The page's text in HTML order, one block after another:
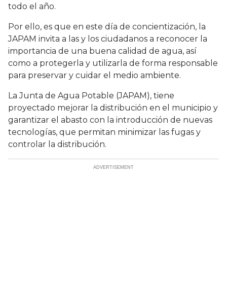
todo el año.
Por ello, es que en este día de concientización, la
JAPAM invita a las y los ciudadanos a reconocer la
importancia de una buena calidad de agua, así
como a protegerla y utilizarla de forma responsable
para preservar y cuidar el medio ambiente.
La Junta de Agua Potable (JAPAM), tiene
proyectado mejorar la distribución en el municipio y
garantizar el abasto con la introducción de nuevas
tecnologías, que permitan minimizar las fugas y
controlar la distribución.